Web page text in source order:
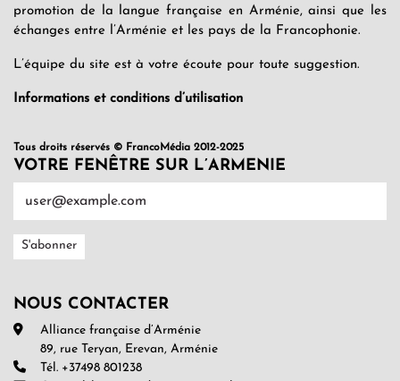
promotion de la langue française en Arménie, ainsi que les
échanges entre l’Arménie et les pays de la Francophonie.
L’équipe du site est à votre écoute pour toute suggestion.
Informations et conditions d’utilisation
Tous droits réservés © FrancoMédia 2012-2025
VOTRE FENÊTRE SUR L’ARMENIE
NOUS CONTACTER
Alliance française d’Arménie
89, rue Teryan, Erevan, Arménie
Tél. +37498 801238